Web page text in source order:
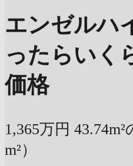
エンゼルハ
ったらいく
価格
1,365万円 43.74m²
m²）